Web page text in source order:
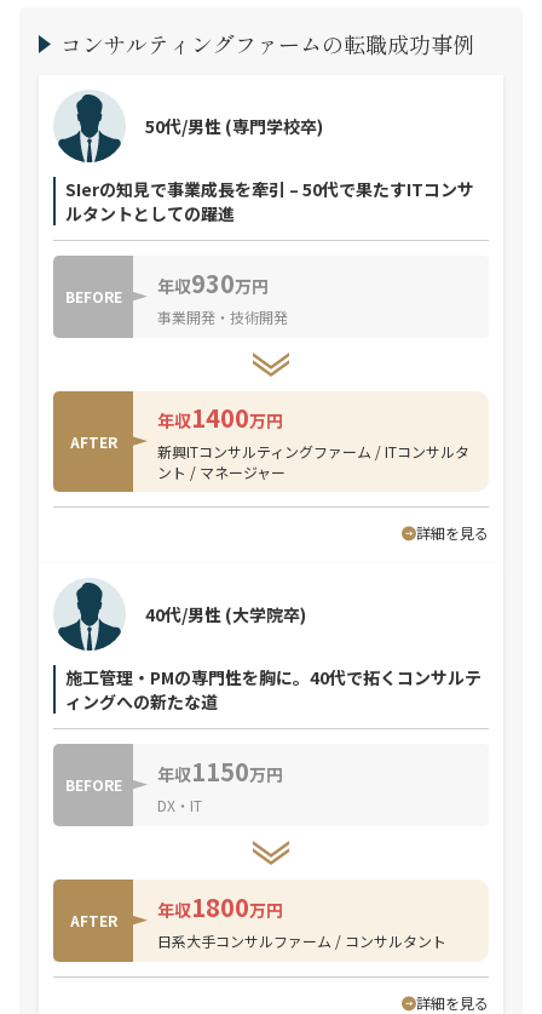
コンサルティングファームの転職成功事例
SIerの知見で事業成長を牽引 – 50代で果たすITコンサ
ルタントとしての躍進
50代/男性 (専門学校卒)
BEFORE 年収930万円
事業開発・技術開発
AFTER
年収1400万円
新興ITコンサルティングファーム / ITコンサルタ
ント / マネージャー
詳細を見る
施工管理・PMの専門性を胸に。40代で拓くコンサルテ
ィングへの新たな道
40代/男性 (大学院卒)
BEFORE 年収1150万円
DX・IT
AFTER 年収1800万円
日系大手コンサルファーム / コンサルタント
詳細を見る